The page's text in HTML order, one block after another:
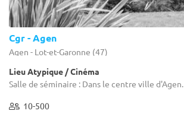
Cgr - Agen
Agen - Lot-et-Garonne (47)
Lieu Atypique / Cinéma
Salle de séminaire : Dans le centre ville d'Agen.
10-500